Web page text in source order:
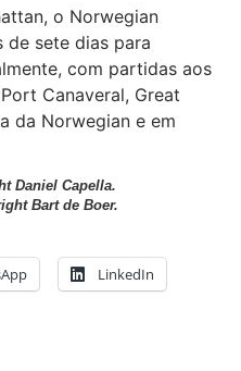
o Norwegian
de sete dias para
com partidas aos
Canaveral, Great
da Norwegian e em
Daniel Capella.
Bart de Boer.
LinkedIn